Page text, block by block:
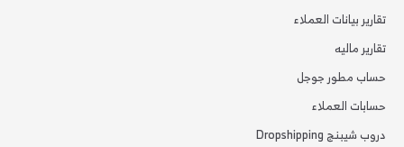
تقارير بيانات العملاء
تقارير ماليه
حساب مطور جوجل
حسابات العملاء
دروب شيبنج Dropshipping